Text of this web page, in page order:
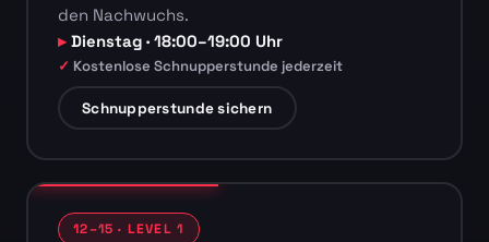
den Nachwuchs.
Dienstag · 18:00–19:00 Uhr
Kostenlose Schnupperstunde jederzeit
Schnupperstunde sichern
12–15 · LEVEL 1